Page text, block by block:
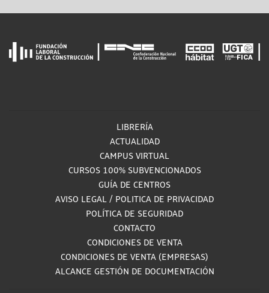
LIBRERÍA
ACTUALIDAD
CAMPUS VIRTUAL
CURSOS 100% SUBVENCIONADOS
GUÍA DE CENTROS
AVISO LEGAL / POLITICA DE PRIVACIDAD
POLÍTICA DE SEGURIDAD
CONTACTO
CONDICIONES DE VENTA
CONDICIONES DE VENTA (EMPRESAS)
ALCANCE GESTIÓN DE DOCUMENTACIÓN